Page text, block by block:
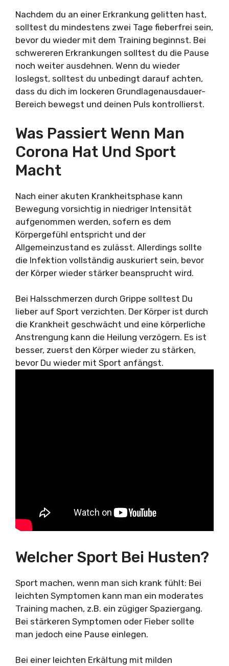
Nachdem du an einer Erkrankung gelitten hast,
solltest du mindestens zwei Tage fieberfrei sein,
bevor du wieder mit dem Training beginnst. Bei
schwereren Erkrankungen solltest du die Pause
noch weiter ausdehnen. Wenn du wieder
loslegst, solltest du unbedingt darauf achten,
dass du dich im lockeren Grundlagenausdauer-
Bereich bewegst und deinen Puls kontrollierst.
Was Passiert Wenn Man
Corona Hat Und Sport
Macht
Nach einer akuten Krankheitsphase kann
Bewegung vorsichtig in niedriger Intensität
aufgenommen werden, sofern es dem
Körpergefühl entspricht und der
Allgemeinzustand es zulässt. Allerdings sollte
die Infektion vollständig auskuriert sein, bevor
der Körper wieder stärker beansprucht wird.
Bei Halsschmerzen durch Grippe solltest Du
lieber auf Sport verzichten. Der Körper ist durch
die Krankheit geschwächt und eine körperliche
Anstrengung kann die Heilung verzögern. Es ist
besser, zuerst den Körper wieder zu stärken,
bevor Du wieder mit Sport anfängst.
Welcher Sport Bei Husten?
Sport machen, wenn man sich krank fühlt: Bei
leichten Symptomen kann man ein moderates
Training machen, z.B. ein zügiger Spaziergang.
Bei stärkeren Symptomen oder Fieber sollte
man jedoch eine Pause einlegen.
Bei einer leichten Erkältung mit milden